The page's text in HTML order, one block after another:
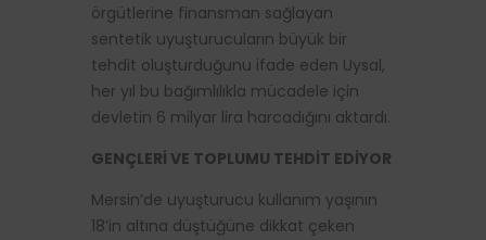
örgütlerine finansman sağlayan
sentetik uyuşturucuların büyük bir
tehdit oluşturduğunu ifade eden Uysal,
her yıl bu bağımlılıkla mücadele için
devletin 6 milyar lira harcadığını aktardı.
GENÇLERİ VE TOPLUMU TEHDİT EDİYOR
Mersin’de uyuşturucu kullanım yaşının
18’in altına düştüğüne dikkat çeken